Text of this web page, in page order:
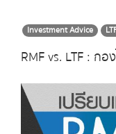
Investment Advice
RMF vs. LTF : ก